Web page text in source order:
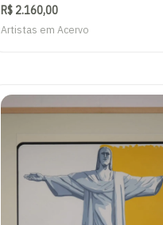
R$ 2.160,00
Artistas em Acervo